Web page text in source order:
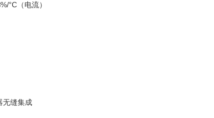
°C（电流）
无缝集成